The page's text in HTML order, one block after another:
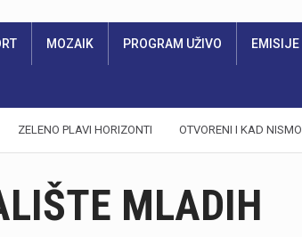
MOZAIK PROGRAM UŽIVO EMISIJE
ZELENO PLAVI HORIZONTI OTVORENI I KAD NISMO
MLADIH